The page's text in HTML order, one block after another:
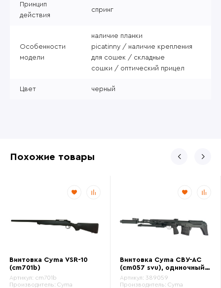
Принцип
действия
спринг
Особенности
модели
наличие планки
picatinny / наличие крепления
для сошек / складные
сошки / оптический прицел
Цвет черный
Похожие товары
Винтовка Cyma VSR-10
(cm701b)
Артикул: cm701b
Производитель: Cyma
Винтовка Cyma СВУ-АС
(cm057 svu), одиночный
огонь
Артикул: 389059
Производитель: Cyma